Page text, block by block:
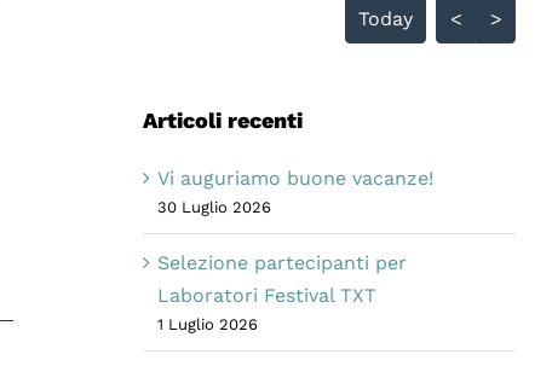
Today < >
Articoli recenti
Vi auguriamo buone vacanze!
30 Luglio 2026
Selezione partecipanti per
Laboratori Festival TXT
1 Luglio 2026